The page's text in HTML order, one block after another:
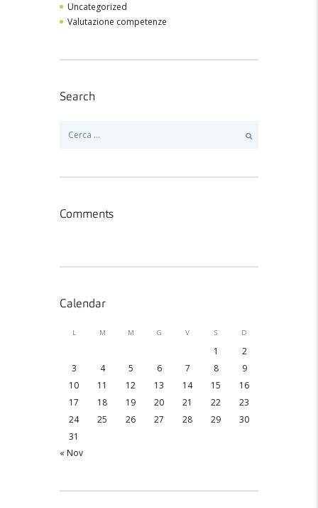
Uncategorized
Valutazione competenze
Search
Ricerca
Comments
Calendar
L M M G V S D
1
2
3
4 5 6 7 8
9
10
11 12 13 14 15
16
17
18 19 20 21 22
23
24
25 26 27 28 29
30
31
« Nov